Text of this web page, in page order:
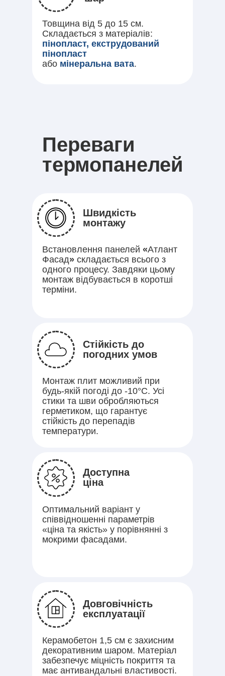
Товщина від 5 до 15 см.
Складається з матеріалів:
пінопласт, екструдований
пінопласт
або мінеральна вата.
Швидкість
монтажу
Встановлення панелей «Атлант
Фасад» складається всього з
одного процесу. Завдяки цьому
монтаж відбувається в коротші
терміни.
Довговічність
експлуатації
Керамобетон 1,5 см є захисним
декоративним шаром. Матеріал
забезпечує міцність покриття та
має антивандальні властивості.
Доступна
ціна
Оптимальний варіант у
співвідношенні параметрів
«ціна та якість» у порівнянні з
мокрими фасадами.
Стійкість до
погодних умов
Монтаж плит можливий при
будь-якій погоді до -10°C. Усі
стики та шви обробляються
герметиком, що гарантує
стійкість до перепадів
температури.
Переваги
термопанелей